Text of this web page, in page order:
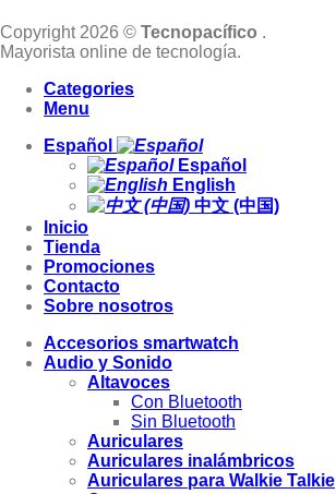
Copyright 2026 © Tecnopacífico .
Mayorista online de tecnología.
Categories
Menu
Español
Español
English
中文 (中国)
Inicio
Tienda
Promociones
Contacto
Sobre nosotros
Accesorios smartwatch
Audio y Sonido
Altavoces
Con Bluetooth
Sin Bluetooth
Auriculares
Auriculares inalámbricos
Auriculares para Walkie Talkie